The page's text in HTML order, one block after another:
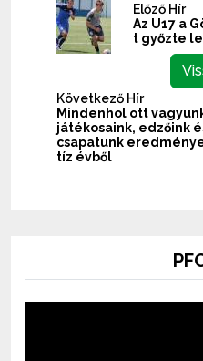
Előző Hír
Az U17 a
t győzte
Következő Hír
Mindenhol ott
játékosaink, edzőink
csapatunk
tíz évből